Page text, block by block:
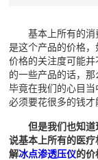
基本上所有的消
是这个产品的价格
价格的关注度可能
的一些产品的话，那
毕竟在我们的心目
必须要花很多的钱才
但是我们也知
说基本上所有的医
解冰点渗透压仪的价